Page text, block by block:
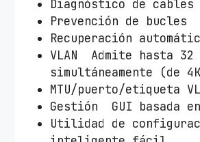
Diagnóstico de cables
Prevención de bucles
Recuperación
VLAN Admite hasta 32
simultáneamente (de
MTU/puerto/etiqueta
Gestión GUI basada
Utilidad de